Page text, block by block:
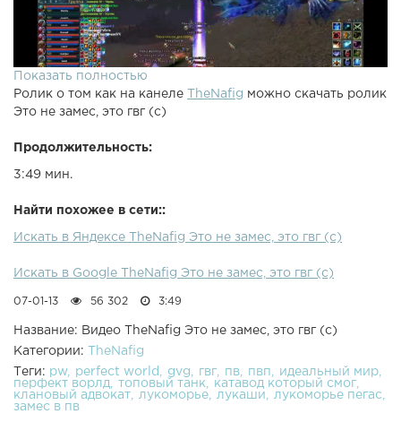
Показать полностью
Ролик о том как на канеле
TheNafig можно скачать ролик
Это не замес, это гвг (с)
Продолжительность:
3:49 мин.
Найти похожее в сети::
Искать в Яндексе TheNafig Это не замес, это гвг (с)
Искать в Google TheNafig Это не замес, это гвг (с)
07-01-13 56 302 3:49
Название: Видео TheNafig Это не замес, это гвг (с)
Категории:
TheNafig
Теги: pw perfect world gvg гвг пв пвп
идеальный мир
перфект ворлд
топовый танк
катавод который смог
клановый адвокат
лукоморье лукаши
лукоморье пегас
замес в пв